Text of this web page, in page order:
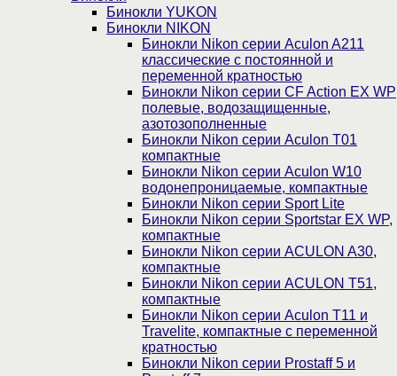
Бинокли YUKON
Бинокли NIKON
Бинокли Nikon серии Aculon A211
классические с постоянной и
переменной кратностью
Бинокли Nikon серии СF Action EX WP
полевые, водозащищенные,
азотозополненные
Бинокли Nikon серии Aculon T01
компактные
Бинокли Nikon серии Aculon W10
водонепроницаемые, компактные
Бинокли Nikon серии Sport Lite
Бинокли Nikon серии Sportstar EX WP,
компактные
Бинокли Nikon серии ACULON A30,
компактные
Бинокли Nikon серии ACULON Т51,
компактные
Бинокли Nikon серии Aculon T11 и
Travelite, компактные с переменной
кратностью
Бинокли Nikon серии Prostaff 5 и